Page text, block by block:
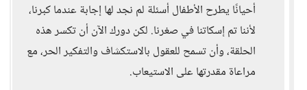
أحيانًا يطرح الأطفال أسئلة لم نجد لها إجابة عندما كبرنا،
لأننا تم إسكاتنا في صغرنا. لكن دورك الآن أن تكسر هذه
الحلقة، وأن تسمح للعقول بالاستكشاف والتفكير الحر، مع
مراعاة مقدرتها على الاستيعاب.